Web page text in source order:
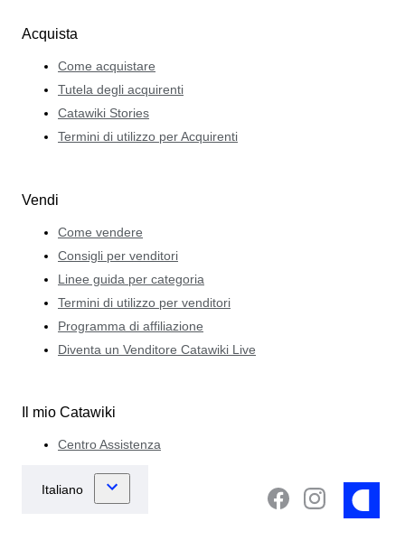
Acquista
Come acquistare
Tutela degli acquirenti
Catawiki Stories
Termini di utilizzo per Acquirenti
Vendi
Come vendere
Consigli per venditori
Linee guida per categoria
Termini di utilizzo per venditori
Programma di affiliazione
Diventa un Venditore Catawiki Live
Il mio Catawiki
Centro Assistenza